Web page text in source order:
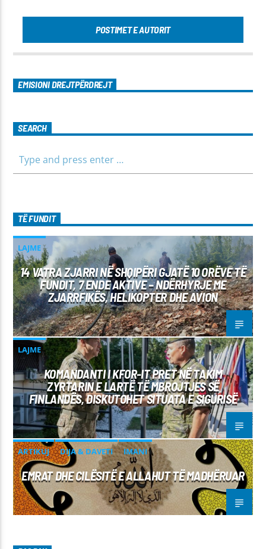
POSTIMET E AUTORIT
EMISIONI DREJTPËRDREJT
SEARCH
TË FUNDIT
LAJME
14 VATRA ZJARRI NË SHQIPËRI GJATË 10 ORËVE TË
FUNDIT, 7 ENDE AKTIVE – NDËRHYRJE ME
ZJARRFIKËS, HELIKOPTER DHE AVION
LAJME
KOMANDANTI I KFOR-IT PRET NË TAKIM
ZYRTARIN E LARTË TË MBROJTJES SË
FINLANDËS, DISKUTOHET SITUATA E SIGURISË
ARTIKUJ DIJA & DAVETI IMANI
EMRAT DHE CILËSITË E ALLAHUT TË MADHËRUAR